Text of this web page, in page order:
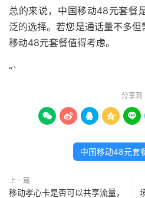
总的来说，中国移动48元套餐
泛的选择。若您是通话量不多
移动48元套餐值得考虑。
“`
分享到
    
中国移动48元套
上一篇
移动孝心卡是否可以共享流量，